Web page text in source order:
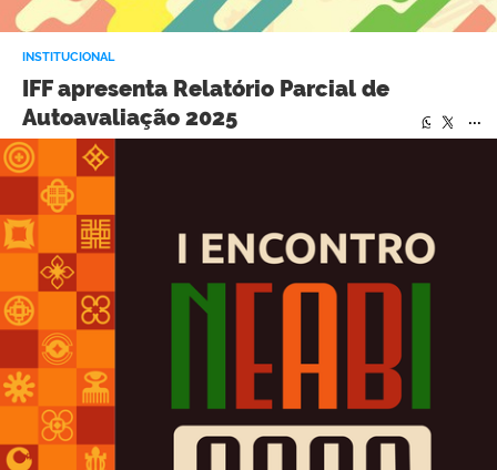
INSTITUCIONAL
IFF apresenta Relatório Parcial de
Autoavaliação 2025
...
...